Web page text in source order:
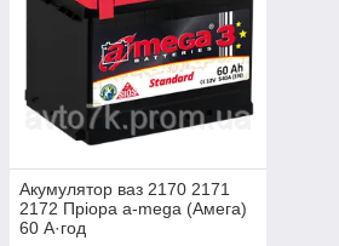
Акумулятор ваз 2170 2171
2172 Пріора a-mega (Амега)
60 А·год